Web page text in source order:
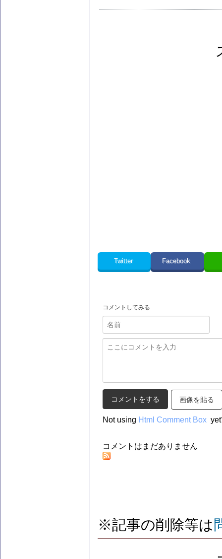
Twitter Facebook
コメントしてみる
画像を貼る
Not using Html Comment Box
コメントはまだありません
※記事の削除等は